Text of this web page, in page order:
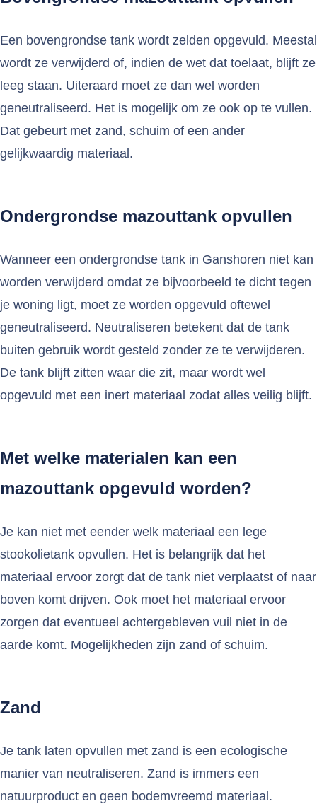
Een bovengrondse tank wordt zelden opgevuld. Meestal
wordt ze verwijderd of, indien de wet dat toelaat, blijft ze
leeg staan. Uiteraard moet ze dan wel worden
geneutraliseerd. Het is mogelijk om ze ook op te vullen.
Dat gebeurt met zand, schuim of een ander
gelijkwaardig materiaal.
Ondergrondse mazouttank opvullen
Wanneer een ondergrondse tank in Ganshoren niet kan
worden verwijderd omdat ze bijvoorbeeld te dicht tegen
je woning ligt, moet ze worden opgevuld oftewel
geneutraliseerd. Neutraliseren betekent dat de tank
buiten gebruik wordt gesteld zonder ze te verwijderen.
De tank blijft zitten waar die zit, maar wordt wel
opgevuld met een inert materiaal zodat alles veilig blijft.
Met welke materialen kan een
mazouttank opgevuld worden?
Je kan niet met eender welk materiaal een lege
stookolietank opvullen. Het is belangrijk dat het
materiaal ervoor zorgt dat de tank niet verplaatst of naar
boven komt drijven. Ook moet het materiaal ervoor
zorgen dat eventueel achtergebleven vuil niet in de
aarde komt. Mogelijkheden zijn zand of schuim.
Zand
Je tank laten opvullen met zand is een ecologische
manier van neutraliseren. Zand is immers een
natuurproduct en geen bodemvreemd materiaal.